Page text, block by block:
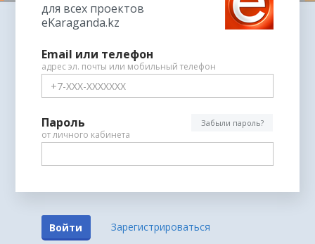
для всех проектов
eKaraganda.kz
Email или телефон
Пароль Забыли пароль?
Войти Зарегистрироваться